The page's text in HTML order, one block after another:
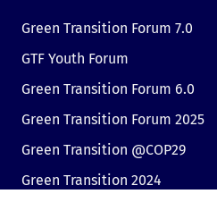
Green Transition Forum 7.0
GTF Youth Forum
Green Transition Forum 6.0
Green Transition Forum 2025
Green Transition @COP29
Green Transition 2024